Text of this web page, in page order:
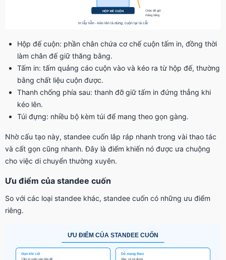
Hộp đế cuộn: phần chân chứa cơ chế cuộn tấm in, đồng thời
làm chân đế giữ thăng bằng.
Tấm in: tấm quảng cáo cuộn vào và kéo ra từ hộp đế, thường
bằng chất liệu cuộn được.
Thanh chống phía sau: thanh đỡ giữ tấm in đứng thẳng khi
kéo lên.
Túi đựng: nhiều bộ kèm túi để mang theo gọn gàng.
Nhờ cấu tạo này, standee cuốn lắp ráp nhanh trong vài thao tác
và cất gọn cũng nhanh. Đây là điểm khiến nó được ưa chuộng
cho việc di chuyển thường xuyên.
Ưu điểm của standee cuốn
So với các loại standee khác, standee cuốn có những ưu điểm
riêng.